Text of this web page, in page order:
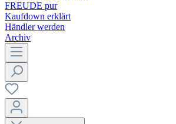
FREUDE pur
Kaufdown erklärt
Händler werden
Archiv